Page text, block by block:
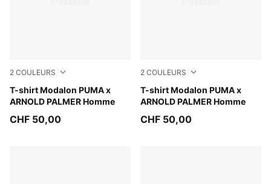
2 COULEURS
T-shirt Modalon PUMA x
ARNOLD PALMER Homme
Rose Glow
CHF 50,00
2 COULEURS
T-shirt Modalon PUMA x
ARNOLD PALMER Homme
Deep Navy
CHF 50,00